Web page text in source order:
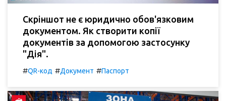
Скріншот не є юридично обов'язковим
документом. Як створити копії
документів за допомогою застосунку
"Дія".
#QR-код #Документ #Паспорт